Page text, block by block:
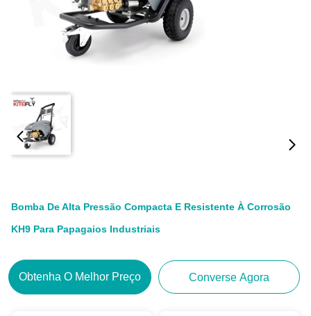
Bomba De Alta Pressão Compacta E Resistente À Corrosão
KH9 Para Papagaios Industriais
Obtenha O Melhor Preço Converse Agora